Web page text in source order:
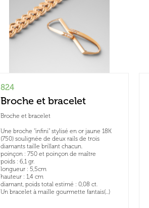
824
Broche et bracelet
Broche et bracelet
Une broche "infini" stylisé en or jaune 18K
(750) soulignée de deux rails de trois
diamants taille brillant chacun.
poinçon : 750 et poinçon de maître
poids : 6,1 gr.
longueur : 5,5cm
hauteur : 1,4 cm
diamant, poids total estimé : 0,08 ct.
Un bracelet à maille gourmette fantais(...)